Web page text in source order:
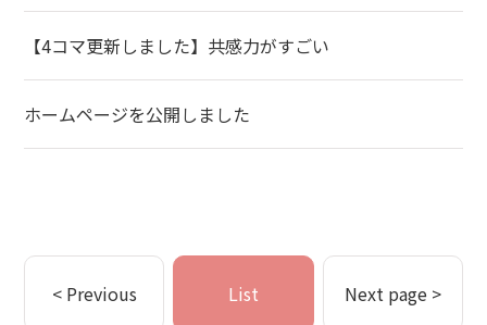
【4コマ更新しました】共感力がすごい
ホームページを公開しました
< Previous List Next page >